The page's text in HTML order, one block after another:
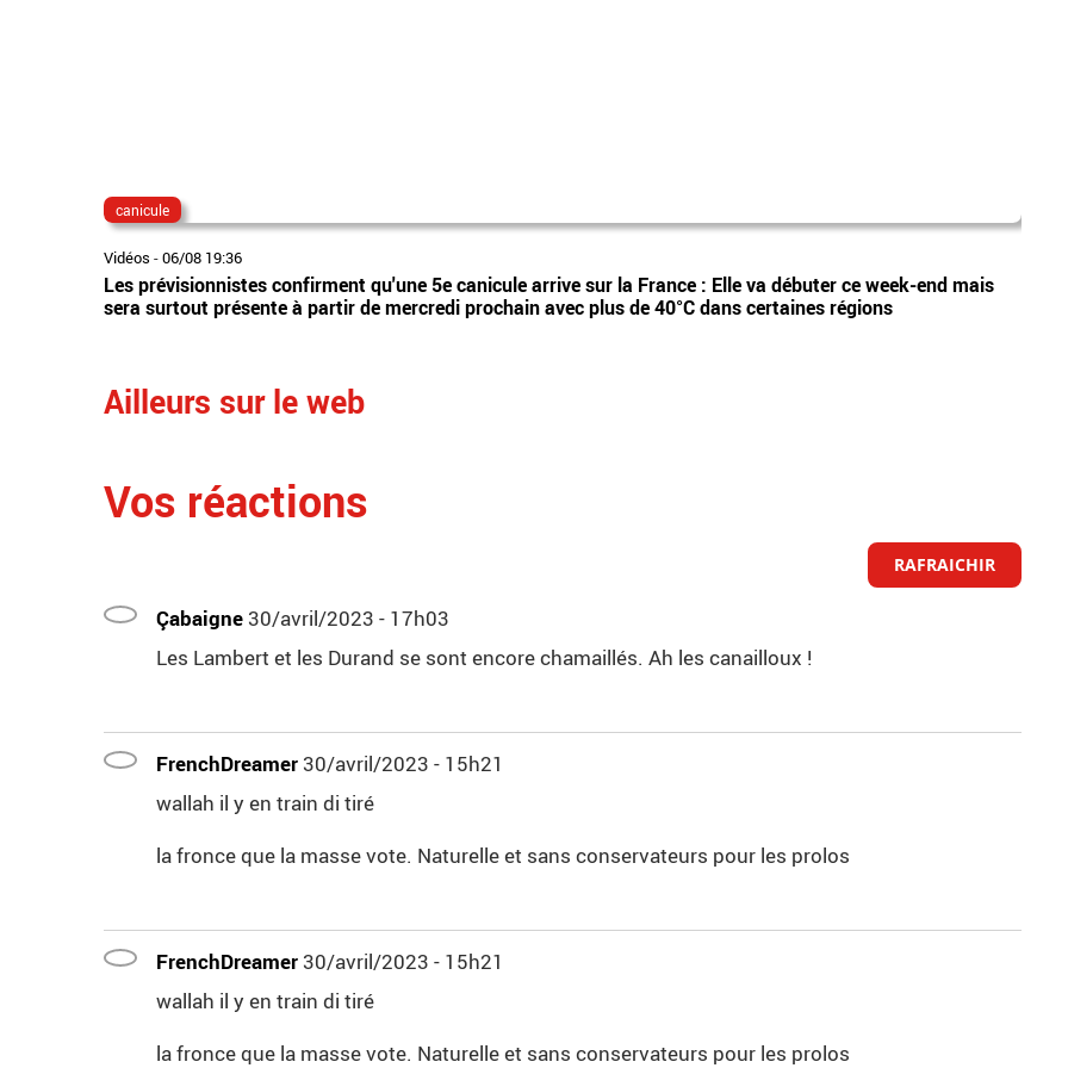
canicule
Vidéos -06/08 19:36
Les prévisionnistes confirment qu'une 5e canicule arrive sur la France : Elle va débuter ce week-end mais
sera surtout présente à partir de mercredi prochain avec plus de 40°C dans certaines régions
Ailleurs sur le web
Vos réactions
RAFRAICHIR
Çabaigne 30/avril/2023 - 17h03
Les Lambert et les Durand se sont encore chamaillés. Ah les canailloux !
FrenchDreamer 30/avril/2023 - 15h21
wallah il y en train di tiré
la fronce que la masse vote. Naturelle et sans conservateurs pour les prolos
FrenchDreamer 30/avril/2023 - 15h21
wallah il y en train di tiré
la fronce que la masse vote. Naturelle et sans conservateurs pour les prolos